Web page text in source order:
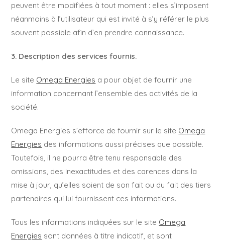
peuvent être modifiées à tout moment : elles s’imposent
néanmoins à l’utilisateur qui est invité à s’y référer le plus
souvent possible afin d’en prendre connaissance.
3. Description des services fournis.
Le site Omega Energies a pour objet de fournir une
information concernant l’ensemble des activités de la
société.
Omega Energies s’efforce de fournir sur le site Omega
Energies des informations aussi précises que possible.
Toutefois, il ne pourra être tenu responsable des
omissions, des inexactitudes et des carences dans la
mise à jour, qu’elles soient de son fait ou du fait des tiers
partenaires qui lui fournissent ces informations.
Tous les informations indiquées sur le site Omega
Energies sont données à titre indicatif, et sont